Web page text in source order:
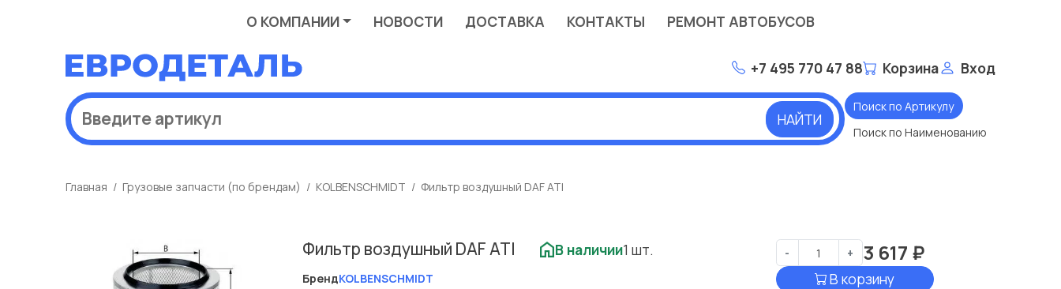
О КОМПАНИИ НОВОСТИ ДОСТАВКА КОНТАКТЫ РЕМОНТ АВТОБУСОВ
+7 495 770 47 88 Корзина Вход
НАЙТИ
Поиск по Артикулу
Поиск по Наименованию
Главная Грузовые запчасти (по брендам) KOLBENSCHMIDT Фильтр воздушный DAF ATI
Фильтр воздушный DAF ATI
БрендKOLBENSCHMIDT
В наличии1 шт. - + 3 617 ₽
В корзину